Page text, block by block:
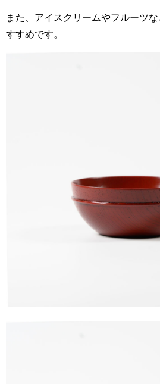
また、アイスクリームやフルーツ
すすめです。